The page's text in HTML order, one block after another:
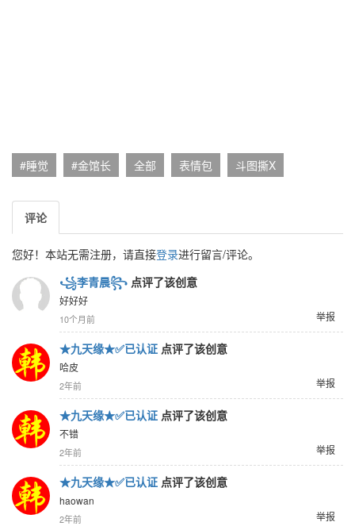
#睡觉 #金馆长 全部 表情包 斗图撕X
评论
您好！本站无需注册，请直接登录进行留言/评论。
꧁李青晨꧂ 点评了该创意
好好好
举报
10个月前
★九天缘★✅已认证 点评了该创意
哈皮
举报
2年前
★九天缘★✅已认证 点评了该创意
不错
举报
2年前
★九天缘★✅已认证 点评了该创意
haowan
举报
2年前